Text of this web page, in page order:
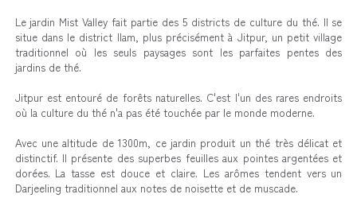
Le jardin Mist Valley fait partie des 5 districts de culture du thé. Il se
situe dans le district Ilam, plus précisément à Jitpur, un petit village
traditionnel où les seuls paysages sont les parfaites pentes des
jardins de thé.
Jitpur est entouré de forêts naturelles. C'est l'un des rares endroits
où la culture du thé n'a pas été touchée par le monde moderne.
Avec une altitude de 1300m, ce jardin produit un thé très délicat et
distinctif. Il présente des superbes feuilles aux pointes argentées et
dorées. La tasse est douce et claire. Les arômes tendent vers un
Darjeeling traditionnel aux notes de noisette et de muscade.